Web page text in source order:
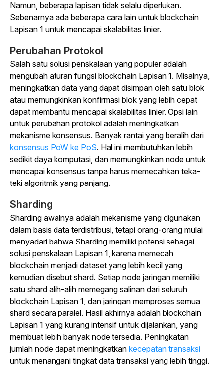
Namun, beberapa lapisan tidak selalu diperlukan.
Sebenarnya ada beberapa cara lain untuk blockchain
Lapisan 1 untuk mencapai skalabilitas linier.
Perubahan Protokol
Salah satu solusi penskalaan yang populer adalah
mengubah aturan fungsi blockchain Lapisan 1. Misalnya,
meningkatkan data yang dapat disimpan oleh satu blok
atau memungkinkan konfirmasi blok yang lebih cepat
dapat membantu mencapai skalabilitas linier. Opsi lain
untuk perubahan protokol adalah meningkatkan
mekanisme konsensus. Banyak rantai yang beralih dari
konsensus PoW ke PoS. Hal ini membutuhkan lebih
sedikit daya komputasi, dan memungkinkan node untuk
mencapai konsensus tanpa harus memecahkan teka-
teki algoritmik yang panjang.
Sharding
Sharding awalnya adalah mekanisme yang digunakan
dalam basis data terdistribusi, tetapi orang-orang mulai
menyadari bahwa Sharding memiliki potensi sebagai
solusi penskalaan Lapisan 1, karena memecah
blockchain menjadi dataset yang lebih kecil yang
kemudian disebut shard. Setiap node jaringan memiliki
satu shard alih-alih memegang salinan dari seluruh
blockchain Lapisan 1, dan jaringan memproses semua
shard secara paralel. Hasil akhirnya adalah blockchain
Lapisan 1 yang kurang intensif untuk dijalankan, yang
membuat lebih banyak node tersedia. Peningkatan
jumlah node dapat meningkatkan kecepatan transaksi
untuk menangani tingkat data transaksi yang lebih tinggi.